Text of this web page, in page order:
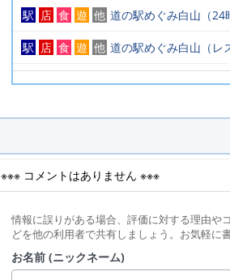
駅 店 食 遊 他 道の駅めぐみ白山（24
駅 店 食 遊 他 道の駅めぐみ白山（レ
駅 店 食 遊 他道の駅めぐみ白山（24
※※※ コメントはありません ※※※
情報に誤りがある場合、評価に対する理由や
どを他の利用者で共有しましょう。お気軽に
お名前 (ニックネーム)